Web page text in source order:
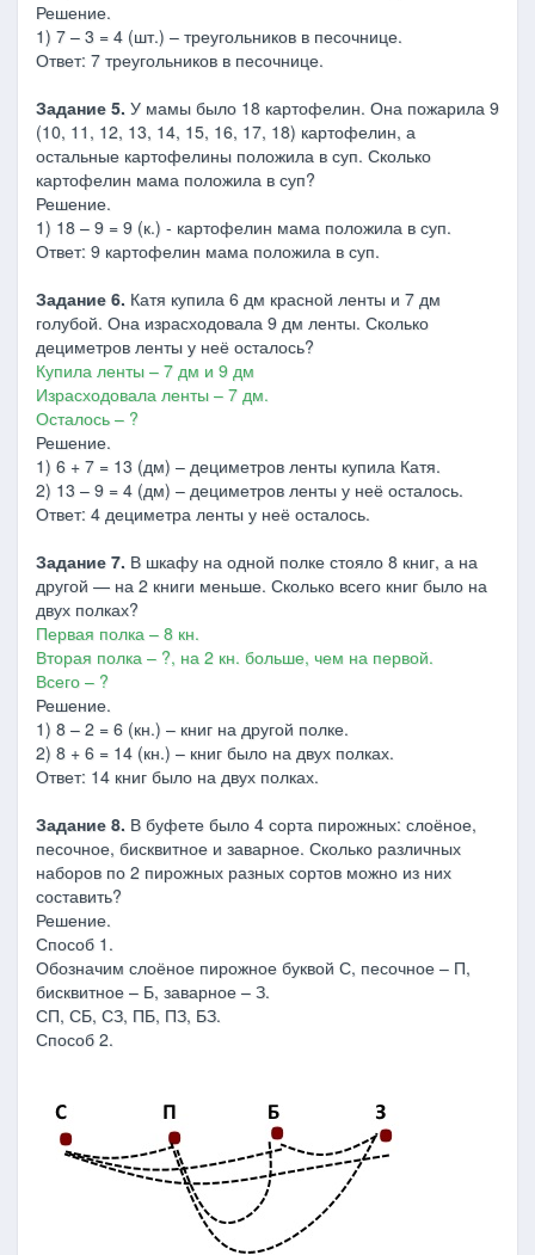
Решение.
1) 7 – 3 = 4 (шт.) – треугольников в песочнице.
Ответ: 7 треугольников в песочнице.
Задание 5. У мамы было 18 картофелин. Она пожарила 9
(10, 11, 12, 13, 14, 15, 16, 17, 18) картофелин, а
остальные картофелины положила в суп. Сколько
картофелин мама положила в суп?
Решение.
1) 18 – 9 = 9 (к.) - картофелин мама положила в суп.
Ответ: 9 картофелин мама положила в суп.
Задание 6. Катя купила 6 дм красной ленты и 7 дм
голубой. Она израсходовала 9 дм ленты. Сколько
дециметров ленты у неё осталось?
Купила ленты – 7 дм и 9 дм
Израсходовала ленты – 7 дм.
Осталось – ?
Решение.
1) 6 + 7 = 13 (дм) – дециметров ленты купила Катя.
2) 13 – 9 = 4 (дм) – дециметров ленты у неё осталось.
Ответ: 4 дециметра ленты у неё осталось.
Задание 7. В шкафу на одной полке стояло 8 книг, а на
другой — на 2 книги меньше. Сколько всего книг было на
двух полках?
Первая полка – 8 кн.
Вторая полка – ?, на 2 кн. больше, чем на первой.
Всего – ?
Решение.
1) 8 – 2 = 6 (кн.) – книг на другой полке.
2) 8 + 6 = 14 (кн.) – книг было на двух полках.
Ответ: 14 книг было на двух полках.
Задание 8. В буфете было 4 сорта пирожных: слоёное,
песочное, бисквитное и заварное. Сколько различных
наборов по 2 пирожных разных сортов можно из них
составить?
Решение.
Способ 1.
Обозначим слоёное пирожное буквой С, песочное – П,
бисквитное – Б, заварное – З.
СП, СБ, СЗ, ПБ, ПЗ, БЗ.
Способ 2.